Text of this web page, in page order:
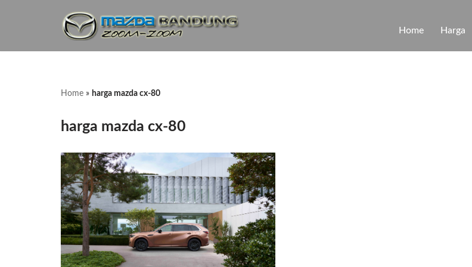
Home Harga
Home » harga mazda cx-80
harga mazda cx-80